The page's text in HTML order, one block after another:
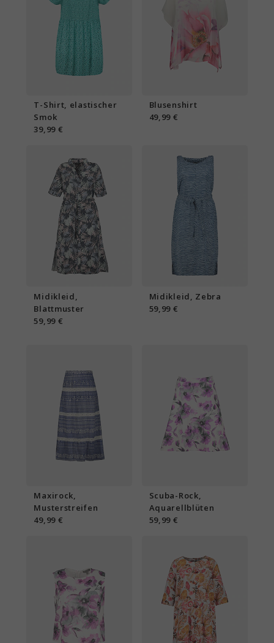
T-Shirt, elastischer
Smok
39,99 €
Blusenshirt
49,99 €
Midikleid,
Blattmuster
59,99 €
Midikleid, Zebra
59,99 €
Maxirock,
Musterstreifen
49,99 €
Scuba-Rock,
Aquarellblüten
59,99 €